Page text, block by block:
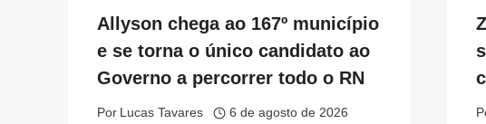
Allyson chega ao 167º município
e se torna o único candidato ao
Governo a percorrer todo o RN
Por Lucas Tavares
6 de agosto de 2026